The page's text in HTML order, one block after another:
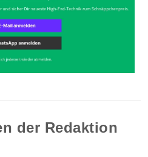
der Redaktion